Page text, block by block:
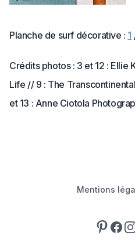
Planche de surf décorative : 1
Crédits photos : 3 et 12 : Ellie
Life // 9 : The
et 13 : Anne Ciotola
Mentions
Pinterest